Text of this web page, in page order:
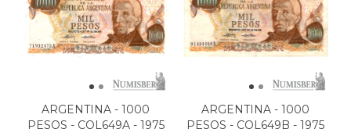
ARGENTINA - 1000
PESOS - COL649A - 1975
ARGENTINA - 1000
PESOS - COL649B - 1975